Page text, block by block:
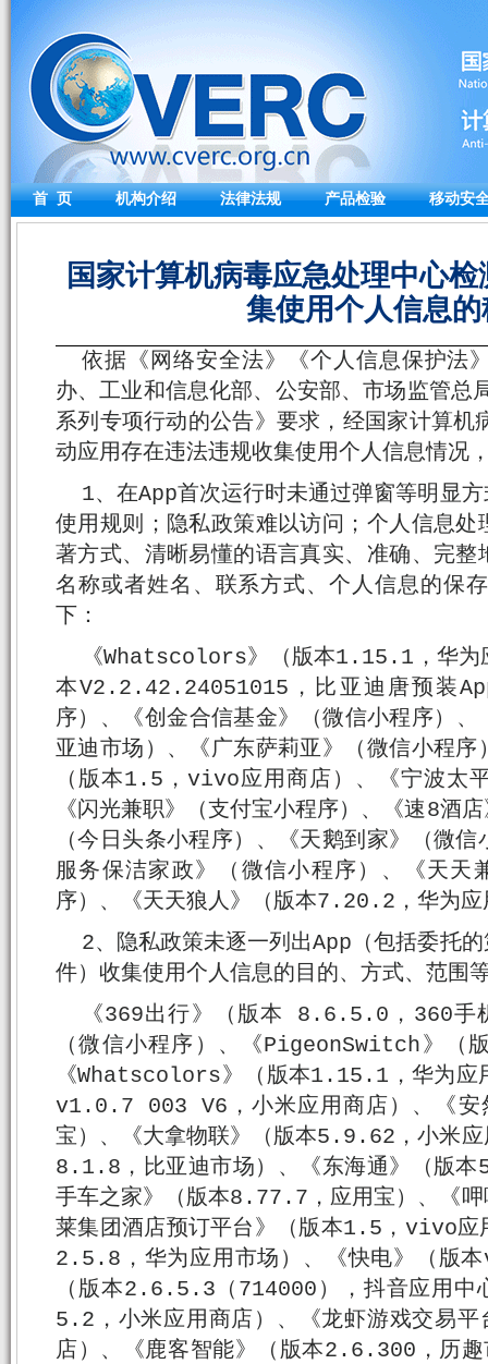
首 页 机构介绍 法律法规 产品检验 移动安
国家计算机病毒应急处理中心
集使用个人信息
依据《网络安全法》《个人信息保护法
办、工业和信息化部、公安部、市场监管总
系列专项行动的公告》要求，经国家计算机
动应用存在违法违规收集使用个人信息情况
1、在App首次运行时未通过弹窗等明显
使用规则；隐私政策难以访问；个人信息
著方式、清晰易懂的语言真实、准确、完
名称或者姓名、联系方式、个人信息的保
下：
《Whatscolors》（版本1.15.1，华为
本V2.2.42.24051015，比亚迪唐预装
序）、《创金合信基金》（微信小程序）
亚迪市场）、《广东萨莉亚》（微信小程
（版本1.5，vivo应用商店）、《宁波太
《闪光兼职》（支付宝小程序）、《速8酒
（今日头条小程序）、《天鹅到家》（微
服务保洁家政》（微信小程序）、《天
序）、《天天狼人》（版本7.20.2，华为应
2、隐私政策未逐一列出App（包括委托
件）收集使用个人信息的目的、方式、范围
《369出行》（版本 8.6.5.0，360
（微信小程序）、《PigeonSwitch》（
《Whatscolors》（版本1.15.1，华为应
v1.0.7 003 V6，小米应用商店）、《安
宝）、《大拿物联》（版本5.9.62，小米应
8.1.8，比亚迪市场）、《东海通》（版
手车之家》（版本8.77.7，应用宝）、《呷
莱集团酒店预订平台》（版本1.5，vivo应
2.5.8，华为应用市场）、《快电》（版
（版本2.6.5.3（714000），抖音应用中
5.2，小米应用商店）、《龙虾游戏交易
店）、《鹿客智能》（版本2.6.300，历趣